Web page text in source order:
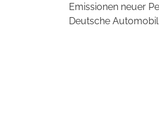
Emissionen neuer
Deutsche